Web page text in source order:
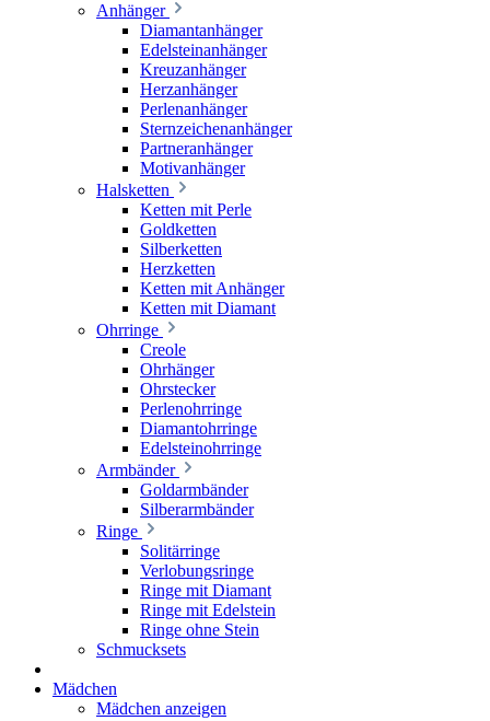
Anhänger
Diamantanhänger
Edelsteinanhänger
Kreuzanhänger
Herzanhänger
Perlenanhänger
Sternzeichenanhänger
Partneranhänger
Motivanhänger
Halsketten
Ketten mit Perle
Goldketten
Silberketten
Herzketten
Ketten mit Anhänger
Ketten mit Diamant
Ohrringe
Creole
Ohrhänger
Ohrstecker
Perlenohrringe
Diamantohrringe
Edelsteinohrringe
Armbänder
Goldarmbänder
Silberarmbänder
Ringe
Solitärringe
Verlobungsringe
Ringe mit Diamant
Ringe mit Edelstein
Ringe ohne Stein
Schmucksets
Mädchen
Mädchen anzeigen